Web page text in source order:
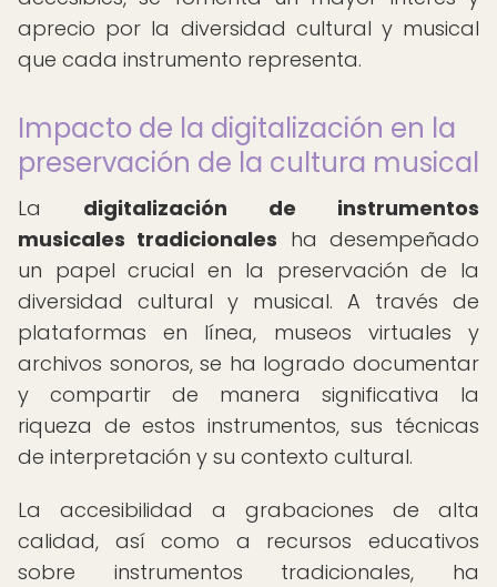
aprecio por la diversidad cultural y musical
que cada instrumento representa.
Impacto de la digitalización en la
preservación de la cultura musical
La digitalización de instrumentos
musicales tradicionales ha desempeñado
un papel crucial en la preservación de la
diversidad cultural y musical. A través de
plataformas en línea, museos virtuales y
archivos sonoros, se ha logrado documentar
y compartir de manera significativa la
riqueza de estos instrumentos, sus técnicas
de interpretación y su contexto cultural.
La accesibilidad a grabaciones de alta
calidad, así como a recursos educativos
sobre instrumentos tradicionales, ha